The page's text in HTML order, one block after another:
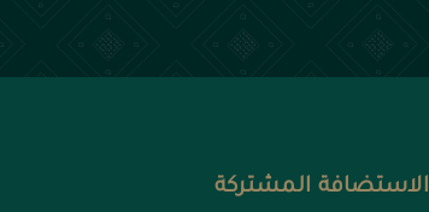
الاستضافة المشتركة